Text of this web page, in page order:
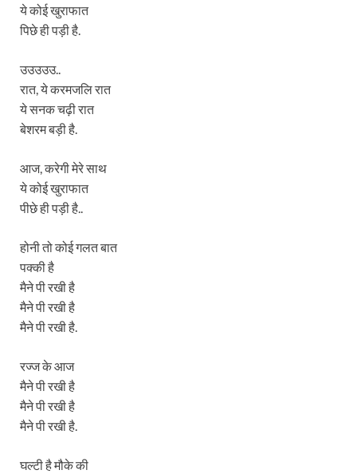
ये कोई खुराफात
पिछे ही पड़ी है.
उउउउउ..
रात, ये करमजलि रात
ये सनक चढ़ी रात
बेशरम बड़ी है.
आज, करेगी मेरे साथ
ये कोई खुराफात
पीछे ही पड़ी है..
होनी तो कोई गलत बात
पक्की है
मैने पी रखी है
मैने पी रखी है
मैने पी रखी है.
रज्ज के आज
मैने पी रखी है
मैने पी रखी है
मैने पी रखी है.
घल्टी है मौके की